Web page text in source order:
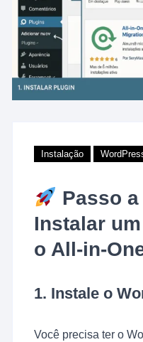
Instalação
Passo
Instalar
o All-in-
1. Instale o
Você precisa ter o